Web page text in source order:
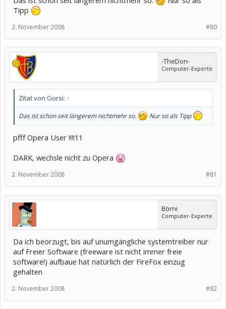
Tipp
#80
2. November 2008
-TheDon-
Computer-Experte
Zitat von Gorsi: ↑
Das ist schon seit längerem nichtmehr so. Nur so als Tipp
pfff Opera User !!!!11
DARK, wechsle nicht zu Opera
#81
2. November 2008
Börni
Computer-Experte
Da ich beorzugt, bis auf unumgängliche systemtreiber nur
auf Freier Software (freeware ist nicht immer freie
software!) aufbaue hat natürlich der FireFox einzug
gehalten
#82
2. November 2008